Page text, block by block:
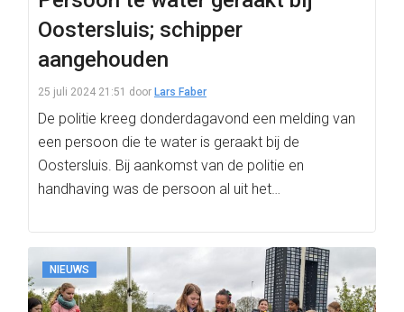
Oostersluis; schipper
aangehouden
25 juli 2024 21:51 door Lars Faber
De politie kreeg donderdagavond een melding van
een persoon die te water is geraakt bij de
Oostersluis. Bij aankomst van de politie en
handhaving was de persoon al uit het…
NIEUWS